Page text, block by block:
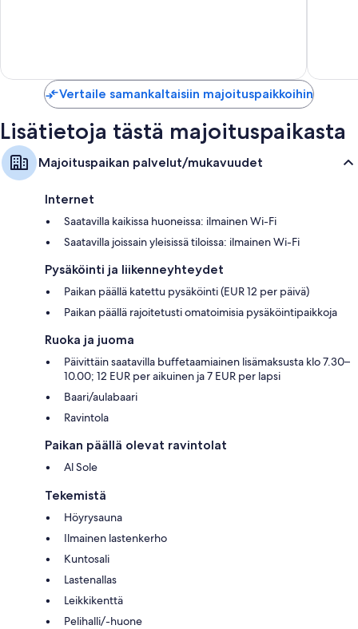
Vertaile samankaltaisiin majoituspaikkoihin
Lisätietoja tästä majoituspaikasta
Majoituspaikan palvelut/mukavuudet
Internet
Saatavilla kaikissa huoneissa: ilmainen Wi-Fi
Saatavilla joissain yleisissä tiloissa: ilmainen Wi-Fi
Pysäköinti ja liikenneyhteydet
Paikan päällä katettu pysäköinti (EUR 12 per päivä)
Paikan päällä rajoitetusti omatoimisia pysäköintipaikkoja
Ruoka ja juoma
Päivittäin saatavilla buffetaamiainen lisämaksusta klo 7.30–
10.00; 12 EUR per aikuinen ja 7 EUR per lapsi
Baari/aulabaari
Ravintola
Paikan päällä olevat ravintolat
Al Sole
Tekemistä
Höyrysauna
Ilmainen lastenkerho
Kuntosali
Lastenallas
Leikkikenttä
Pelihalli/-huone